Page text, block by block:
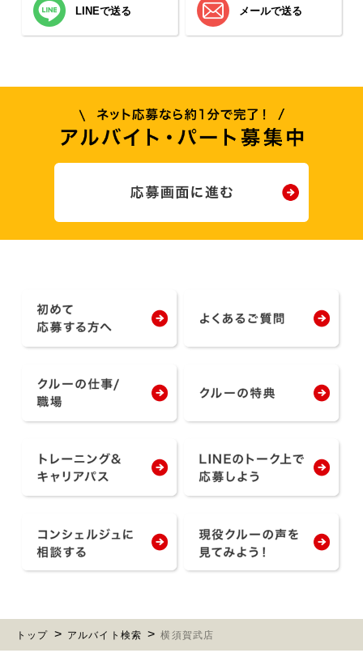
LINEで送る メールで送る
トップ アルバイト検索 横須賀武店